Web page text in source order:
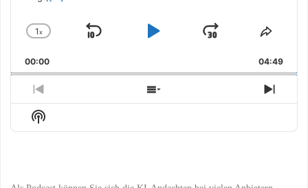
Change
Rate
1x
Skip
Play
Jump
Forward
Share
00:00 04:49
Previous
Episode
Show
Episodes
Next
Show
Podcast